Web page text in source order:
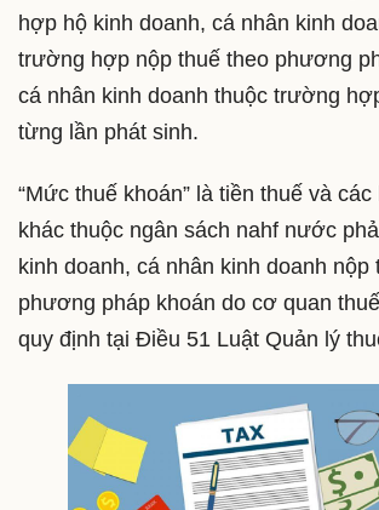
hợp hộ kinh doanh, cá nhân kinh
trường hợp nộp thuế theo phương
cá nhân kinh doanh thuộc trường
từng lần phát sinh.
“Mức thuế khoán” là tiền thuế và các
khác thuộc ngân sách nahf nước
kinh doanh, cá nhân kinh doanh nộp
phương pháp khoán do cơ quan
quy định tại Điều 51 Luật Quản lý